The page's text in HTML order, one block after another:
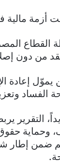
القطاع
من دون
يموّل إعادة
الفساد
وحماية
ضمن إطار